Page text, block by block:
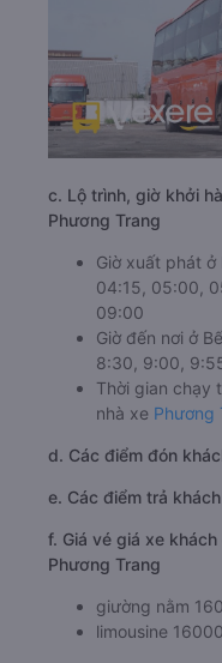
c. Lộ trình, giờ khởi
Phương Trang
Giờ xuất phát ở
04:15, 05:00,
09:00
Giờ đến nơi ở
8:30, 9:00,
Thời gian chạy
nhà xe Phương
d. Các điểm đón
e. Các điểm trả
f. Giá vé giá xe khách
Phương Trang
giường nằm
limousine